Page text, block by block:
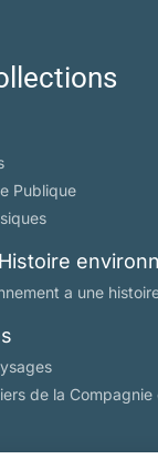
Publique
a une
de la